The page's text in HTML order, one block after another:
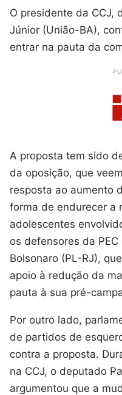
O presidente da CCJ,
Júnior (União-BA),
entrar na pauta da
A proposta tem sido
da oposição, que
resposta ao aumento
forma de endurecer a
adolescentes
os defensores da
Bolsonaro (PL-RJ),
apoio à redução da
pauta à sua pré-
Por outro lado,
de partidos de
contra a proposta.
na CCJ, o deputado
argumentou que a